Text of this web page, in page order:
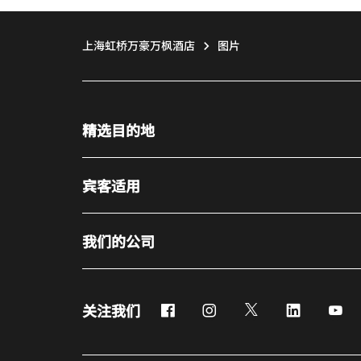
上海虹桥万豪万枫酒店 图片
精选目的地
宾客适用
我们的公司
关注我们 FacebookInstagramTwitter LinkedIn